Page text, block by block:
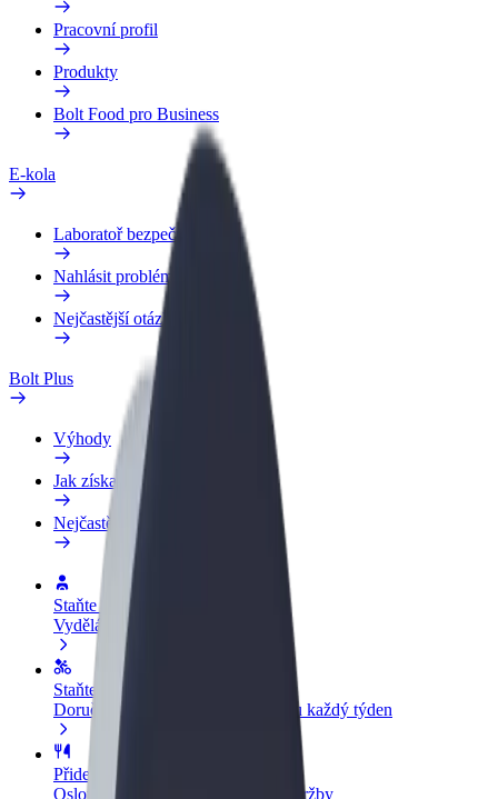
Pracovní profil
Produkty
Bolt Food pro Business
E-kola
Laboratoř bezpečnosti
Nahlásit problém
Nejčastější otázky
Bolt Plus
Výhody
Jak získat členství
Nejčastější otázky
Staňte se řidičem
Vydělávejte podle sebe
Staňte se kurýrem
Doručujte jídlo a dostávejte výplatu každý týden
Přidejte restauraci nebo obchod
Oslovte více zákazníků a zvyšte si tržby